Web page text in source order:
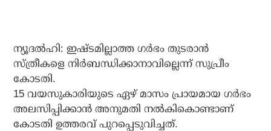
ന്യൂദല്‍ഹി: ഇഷ്ടമില്ലാത്ത ഗര്‍ഭം തുടരാന്‍
സ്ത്രീകളെ നിര്‍ബന്ധിക്കാനാവില്ലെന്ന് സുപ്രീം
കോടതി.
15 വയസുകാരിയുടെ ഏഴ് മാസം പ്രായമായ ഗര്‍ഭം
അലസിപ്പിക്കാന്‍ അനുമതി നല്‍കികൊണ്ടാണ്
കോടതി ഉത്തരവ് പുറപ്പെടുവിച്ചത്.